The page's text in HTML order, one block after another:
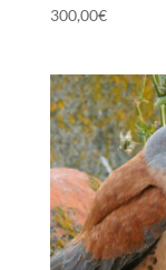
300,00€